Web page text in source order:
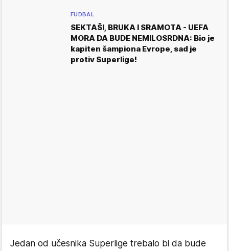
FUDBAL
SEKTAŠI, BRUKA I SRAMOTA - UEFA
MORA DA BUDE NEMILOSRDNA: Bio je
kapiten šampiona Evrope, sad je
protiv Superlige!
Jedan od učesnika Superlige trebalo bi da bude